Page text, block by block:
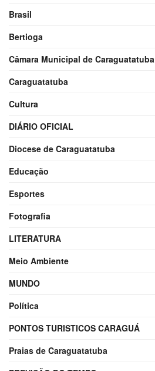
Brasil
Bertioga
Câmara Municipal de Caraguatatuba
Caraguatatuba
Cultura
DIÁRIO OFICIAL
Diocese de Caraguatatuba
Educação
Esportes
Fotografia
LITERATURA
Meio Ambiente
MUNDO
Política
PONTOS TURISTICOS CARAGUÁ
Praias de Caraguatatuba